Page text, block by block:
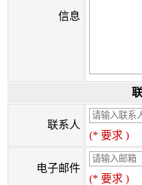
信息
联系人
(* 要求 )
电子邮件
(* 要求 )